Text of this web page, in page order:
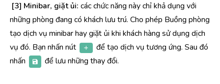
[3] Minibar, giặt ủi: các chức năng này chỉ khả dụng với
những phòng đang có khách lưu trú. Cho phép Buồng phòng
tạo dịch vụ minibar hay giặt ủi khi khách hàng sử dụng dịch
vụ đó. Bạn nhấn nút
để tạo dịch vụ tương ứng. Sau đó
nhấn
để lưu những thay đổi.